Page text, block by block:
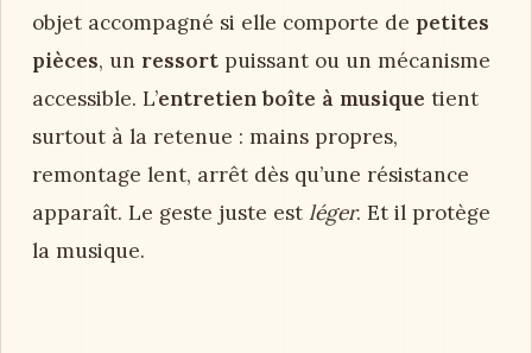
objet accompagné si elle comporte de petites
pièces, un ressort puissant ou un mécanisme
accessible. L’entretien boîte à musique tient
surtout à la retenue : mains propres,
remontage lent, arrêt dès qu’une résistance
apparaît. Le geste juste est léger. Et il protège
la musique.